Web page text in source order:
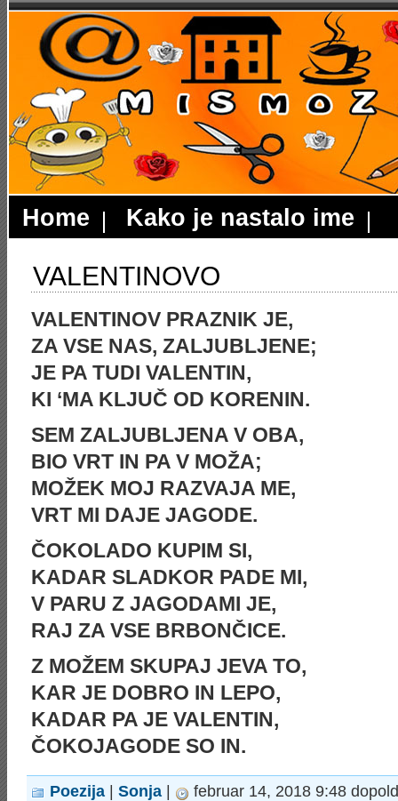
Home Kako je nastalo ime
VALENTINOVO
VALENTINOV PRAZNIK JE,
ZA VSE NAS, ZALJUBLJENE;
JE PA TUDI VALENTIN,
KI ‘MA KLJUČ OD KORENIN.
SEM ZALJUBLJENA V OBA,
BIO VRT IN PA V MOŽA;
MOŽEK MOJ RAZVAJA ME,
VRT MI DAJE JAGODE.
ČOKOLADO KUPIM SI,
KADAR SLADKOR PADE MI,
V PARU Z JAGODAMI JE,
RAJ ZA VSE BRBONČICE.
Z MOŽEM SKUPAJ JEVA TO,
KAR JE DOBRO IN LEPO,
KADAR PA JE VALENTIN,
ČOKOJAGODE SO IN.
Poezija Sonja februar 14, 2018 9:48